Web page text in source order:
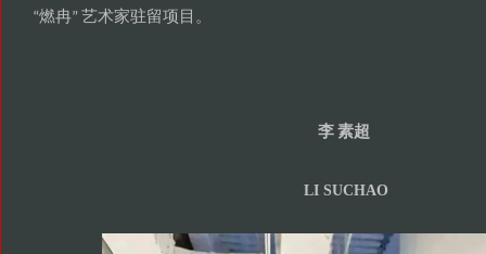
“燃冉” 艺术家驻留项目 。
李素超
LI SUCHAO